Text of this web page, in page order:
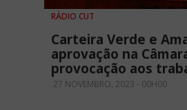
RÁDIO CUT
Carteira Verde e
aprovação na
provocação aos
27 NOVEMBRO, 2023 - 00H00